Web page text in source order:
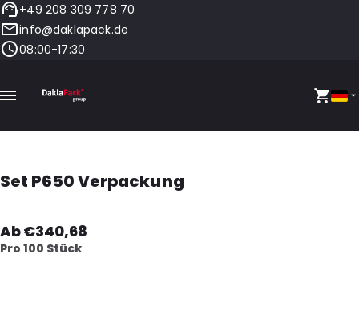
+49 208 309 778 70
info@daklapack.de
08:00-17:30
Set P650 Verpackung
Ab €340,68
Pro 100 Stück